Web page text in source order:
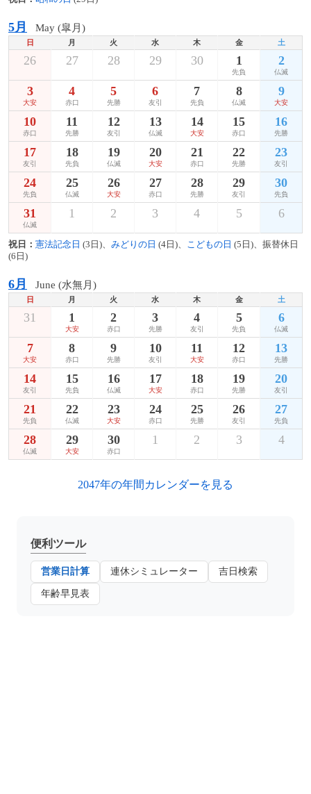
5月 May (皐月)
日 月 火 水 木 金 土
26 27 28 29 30 1
先負
2
仏滅
3
大安
4
赤口
5
先勝
6
友引
7
先負
8
仏滅
9
大安
10
赤口
11
先勝
12
友引
13
仏滅
14
大安
15
赤口
16
先勝
17
友引
18
先負
19
仏滅
20
大安
21
赤口
22
先勝
23
友引
24
先負
25
仏滅
26
大安
27
赤口
28
先勝
29
友引
30
先負
31
仏滅
1 2 3 4 5 6
祝日： 憲法記念日 (3日)、 みどりの日 (4日)、 こどもの日 (5日)、振替休日
(6日)
6月 June (水無月)
日 月 火 水 木 金 土
31 1
大安
2
赤口
3
先勝
4
友引
5
先負
6
仏滅
7
大安
8
赤口
9
先勝
10
友引
11
大安
12
赤口
13
先勝
14
友引
15
先負
16
仏滅
17
大安
18
赤口
19
先勝
20
友引
21
先負
22
仏滅
23
大安
24
赤口
25
先勝
26
友引
27
先負
28
仏滅
29
大安
30
赤口
1 2 3 4
2047年の年間カレンダーを見る
便利ツール
営業日計算 連休シミュレーター 吉日検索
年齢早見表